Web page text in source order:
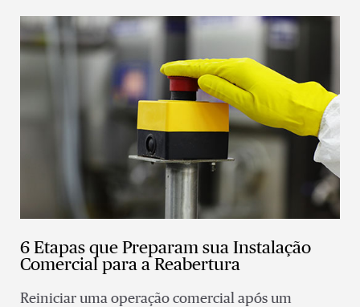
6 Etapas que Preparam sua Instalação
Comercial para a Reabertura
Reiniciar uma operação comercial após um